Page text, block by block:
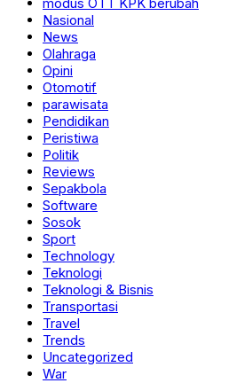
Nasional
News
Olahraga
Opini
Otomotif
parawisata
Pendidikan
Peristiwa
Politik
Reviews
Sepakbola
Software
Sosok
Sport
Technology
Teknologi
Teknologi & Bisnis
Transportasi
Travel
Trends
Uncategorized
War